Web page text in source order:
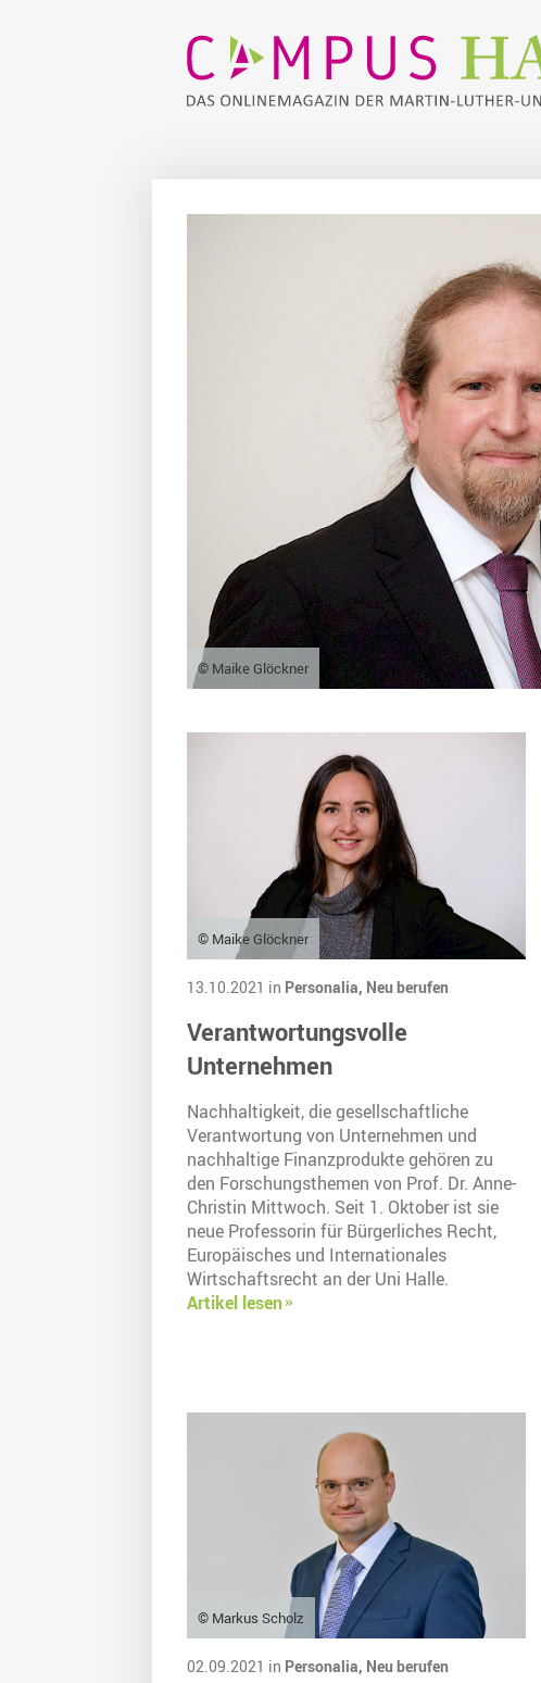
© Maike Glöckner
© Maike Glöckner
13.10.2021 in Personalia, Neu berufen
Verantwortungsvolle
Unternehmen
Nachhaltigkeit, die gesellschaftliche
Verantwortung von Unternehmen und
nachhaltige Finanzprodukte gehören zu
den Forschungsthemen von Prof. Dr. Anne-
Christin Mittwoch. Seit 1. Oktober ist sie
neue Professorin für Bürgerliches Recht,
Europäisches und Internationales
Wirtschaftsrecht an der Uni Halle.
Artikel lesen
© Markus Scholz
02.09.2021 in Personalia, Neu berufen